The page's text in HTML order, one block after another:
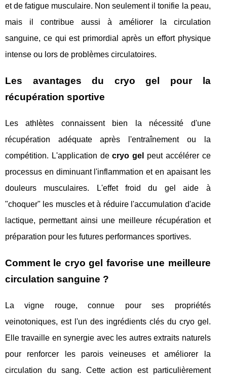
et de fatigue musculaire. Non seulement il tonifie la peau,
mais il contribue aussi à améliorer la circulation
sanguine, ce qui est primordial après un effort physique
intense ou lors de problèmes circulatoires.
Les avantages du cryo gel pour la
récupération sportive
Les athlètes connaissent bien la nécessité d'une
récupération adéquate après l'entraînement ou la
compétition. L'application decryo gel
peut accélérer ce
processus en diminuant l'inflammation et en apaisant les
douleurs musculaires. L'effet froid du gel aide à
"choquer" les muscles et à réduire l'accumulation d'acide
lactique, permettant ainsi une meilleure récupération et
préparation pour les futures performances sportives.
Comment le cryo gel favorise une meilleure
circulation sanguine ?
La vigne rouge, connue pour ses propriétés
veinotoniques, est l'un des ingrédients clés du cryo gel.
Elle travaille en synergie avec les autres extraits naturels
pour renforcer les parois veineuses et améliorer la
circulation du sang. Cette action est particulièrement